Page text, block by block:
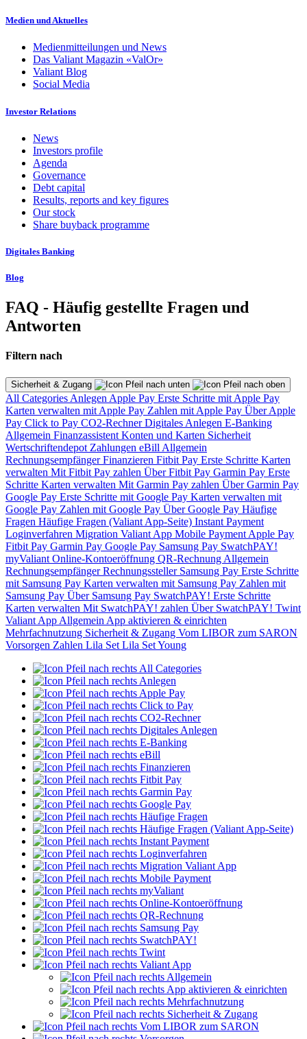
Medien und Aktuelles
Medienmitteilungen und News
Das Valiant Magazin «ValOr»
Valiant Blog
Social Media
Investor Relations
News
Investors profile
Agenda
Governance
Debt capital
Results, reports and key figures
Our stock
Share buyback programme
Digitales Banking
Blog
FAQ - Häufig gestellte Fragen und
Antworten
Filtern nach
Sicherheit & Zugang
All Categories Anlegen Apple Pay Erste Schritte mit Apple Pay
Karten verwalten mit Apple Pay Zahlen mit Apple Pay Über Apple
Pay Click to Pay CO2-RechnerDigitales Anlegen E-Banking
Allgemein Finanzassistent Konten und Karten Sicherheit
Wertschriftendepot Zahlungen eBill Allgemein
RechnungsempfängerFinanzieren Fitbit Pay Erste Schritte Karten
verwalten Mit Fitbit Pay zahlen Über Fitbit Pay Garmin Pay Erste
Schritte Karten verwalten Mit Garmin Pay zahlen Über Garmin Pay
Google Pay Erste Schritte mit Google Pay Karten verwalten mit
Google Pay Zahlen mit Google Pay Über Google Pay Häufige
Fragen Häufige Fragen (Valiant App-Seite) Instant Payment
Loginverfahren Migration Valiant App Mobile Payment Apple Pay
Fitbit Pay Garmin Pay Google Pay Samsung Pay SwatchPAY!
myValiant Online-Kontoeröffnung QR-Rechnung Allgemein
RechnungsempfängerRechnungssteller Samsung Pay Erste Schritte
mit Samsung Pay Karten verwalten mit Samsung Pay Zahlen mit
Samsung Pay Über Samsung Pay SwatchPAY! Erste Schritte
Karten verwalten Mit SwatchPAY! zahlen Über SwatchPAY! Twint
Valiant App Allgemein App aktivieren & einrichten
Mehrfachnutzung Sicherheit & Zugang Vom LIBOR zum SARON
Vorsorgen Zahlen Lila Set Lila Set Young
All Categories
Anlegen
Apple Pay
Click to Pay
CO2-Rechner
Digitales Anlegen
E-Banking
eBill
Finanzieren
Fitbit Pay
Garmin Pay
Google Pay
Häufige Fragen
Häufige Fragen (Valiant App-Seite)
Instant Payment
Loginverfahren
Migration Valiant App
Mobile Payment
myValiant
Online-Kontoeröffnung
QR-Rechnung
Samsung Pay
SwatchPAY!
Twint
Valiant App
Allgemein
App aktivieren & einrichten
Mehrfachnutzung
Sicherheit & Zugang
Vom LIBOR zum SARON